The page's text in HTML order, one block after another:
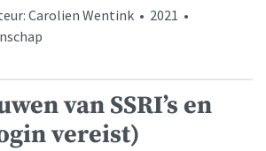
Carolien Wentink • 2021 •
van SSRI’s en
vereist)